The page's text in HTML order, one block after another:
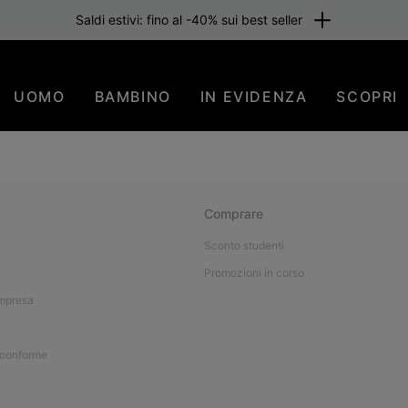
Saldi estivi: fino al -40% sui best seller
UOMO BAMBINO IN EVIDENZA SCOPRI
Comprare
Sconto studenti
Promozioni in corso